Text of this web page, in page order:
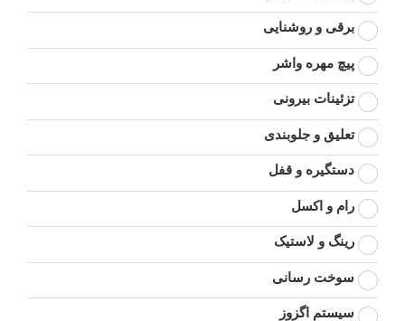
برقی و روشنایی
پیچ مهره واشر
تزئینات بیرونی
تعلیق و جلوبندی
دستگیره و قفل
رام و اکسل
رینگ و لاستیک
سوخت رسانی
سیستم اگزوز